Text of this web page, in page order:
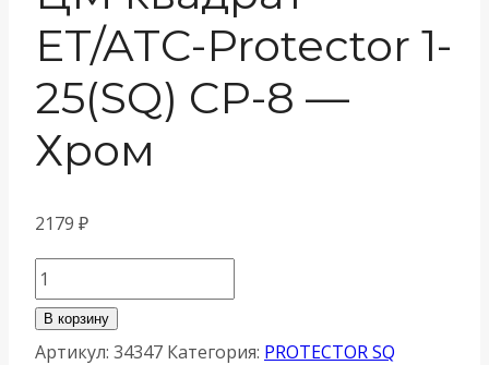
ET/ATC-Protector 1-
25(SQ) CP-8 —
Хром
2179 ₽
Количество
товара
Броненакладка
В корзину
Артикул: 34347 Категория: PROTECTOR SQ